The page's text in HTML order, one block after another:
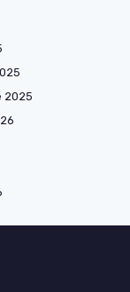
2025